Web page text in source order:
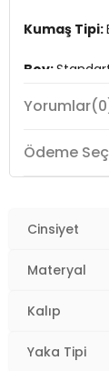
Kumaş Tipi:
Boy:
Kalıp Bilgisi:
Yaş Grubu:
Yorumlar
Ödeme
Cinsiyet
Materyal
Kalıp
Yaka Tipi